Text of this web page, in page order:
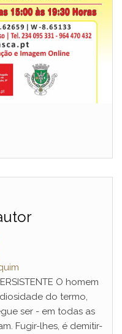
O homem
do termo,
ser - em todas as
Fugir-lhes, é demitir-